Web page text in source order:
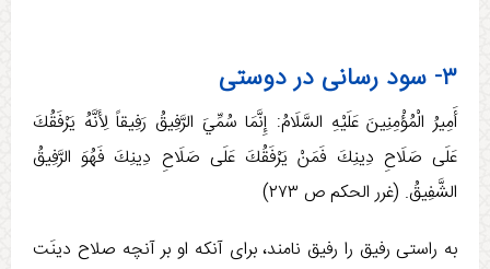
۳- سود رسانی در دوستی
أَمِيرُ الْمُؤْمِنِينَ عَلَيْهِ السَّلَامُ: إِنَّمَا سُمِّيَ‏ الرَّفِيقُ‏ رَفِيقاً لِأَنَّهُ يَرْفَقُكَ
عَلَی صَلَاحِ دِينِكَ فَمَنْ يَرْفَقُكَ عَلَی صَلَاحِ دِينِكَ فَهُوَ الرَّفِيقُ
الشَّفِيقُ. (غرر الحکم ص ۲۷۳)
به راستی رفیق را رفیق نامند، برای آنکه او بر آنچه صلاح دينَت